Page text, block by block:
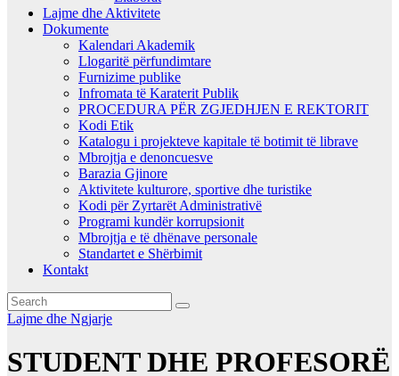
Lajme dhe Aktivitete
Dokumente
Kalendari Akademik
Llogaritë përfundimtare
Furnizime publike
Infromata të Karaterit Publik
PROCEDURA PËR ZGJEDHJEN E REKTORIT
Kodi Etik
Katalogu i projekteve kapitale të botimit të librave
Mbrojtja e denoncuesve
Barazia Gjinore
Aktivitete kulturore, sportive dhe turistike
Kodi për Zyrtarët Administrativë
Programi kundër korrupsionit
Mbrojtja e të dhënave personale
Standartet e Shërbimit
Kontakt
Lajme dhe Ngjarje
STUDENT DHE PROFESORË